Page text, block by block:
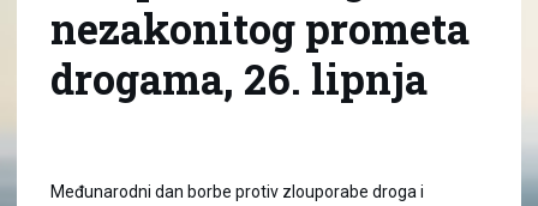
nezakonitog prometa
drogama, 26. lipnja
Međunarodni dan borbe protiv zlouporabe droga i